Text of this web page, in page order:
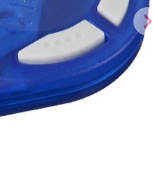
chevron_right